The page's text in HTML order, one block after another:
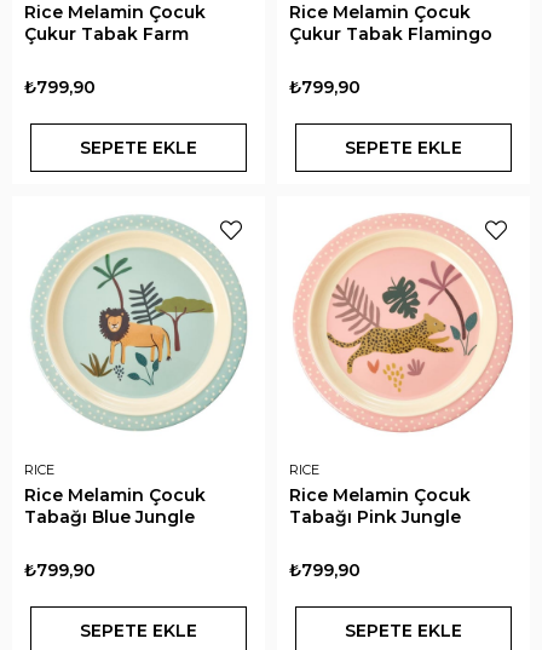
Rice Melamin Çocuk
Çukur Tabak Farm
₺799,90
SEPETE EKLE
Rice Melamin Çocuk
Çukur Tabak Flamingo
₺799,90
SEPETE EKLE
RICE
Rice Melamin Çocuk
Tabağı Blue Jungle
₺799,90
SEPETE EKLE
RICE
Rice Melamin Çocuk
Tabağı Pink Jungle
₺799,90
SEPETE EKLE